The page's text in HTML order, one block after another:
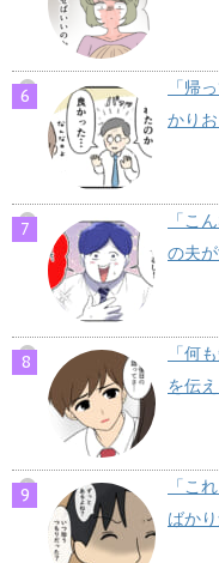
「帰
かり
「こ
の夫
「何
を伝
「こ
ばか